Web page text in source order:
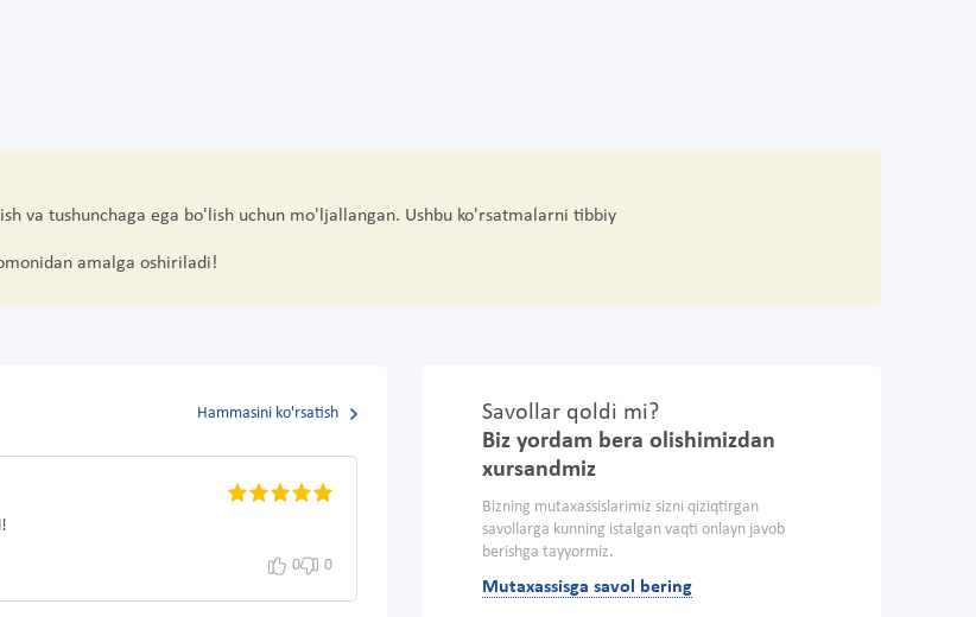
va tushunchaga ega bo'lish uchun mo'ljallangan. Ushbu ko'rsatmalarni tibbiy
amalga oshiriladi!
Hammasini ko'rsatish
0 0
Savollar qoldi mi?
Biz yordam bera olishimizdan
xursandmiz
Bizning mutaxassislarimiz sizni qiziqtirgan
savollarga kunning istalgan vaqti onlayn javob
berishga tayyormiz.
Mutaxassisga savol bering